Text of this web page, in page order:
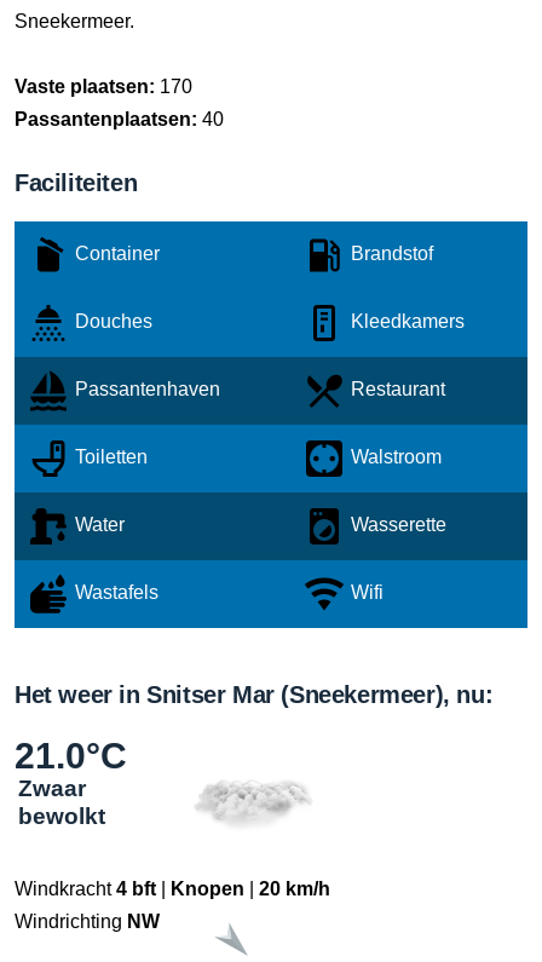
Sneekermeer.
Vaste plaatsen: 170
Passantenplaatsen: 40
Faciliteiten
Container Brandstof
Douches Kleedkamers
Passantenhaven Restaurant
Toiletten Walstroom
Water Wasserette
Wastafels Wifi
Het weer in Snitser Mar (Sneekermeer), nu:
21.0°C
Zwaar
bewolkt
Windkracht4 bft Knopen
20 km/h
Windrichting NW